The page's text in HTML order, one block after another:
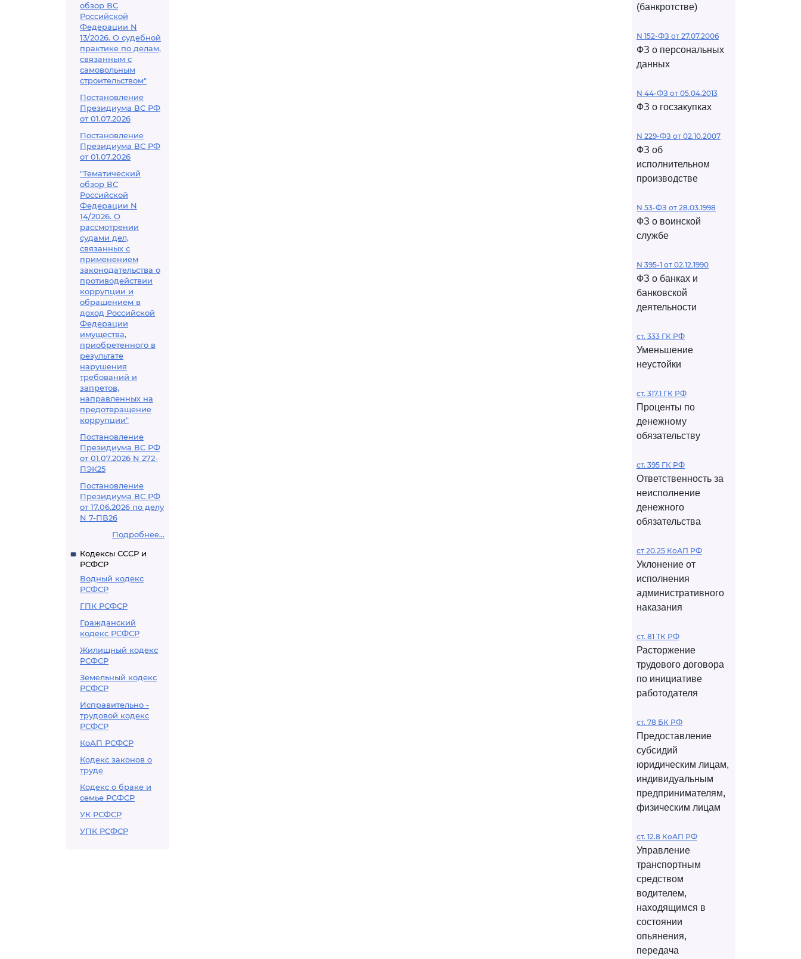
обзор ВС
Российской
Федерации N
13/2026. О судебной
практике по делам,
связанным с
самовольным
строительством"
Постановление
Президиума ВС РФ
от 01.07.2026
Постановление
Президиума ВС РФ
от 01.07.2026
"Тематический
обзор ВС
Российской
Федерации N
14/2026. О
рассмотрении
судами дел,
связанных с
применением
законодательства о
противодействии
коррупции и
обращением в
доход Российской
Федерации
имущества,
приобретенного в
результате
нарушения
требований и
запретов,
направленных на
предотвращение
коррупции"
Постановление
Президиума ВС РФ
от 01.07.2026 N 272-
ПЭК25
Постановление
Президиума ВС РФ
от 17.06.2026 по делу
N 7-ПВ26
Подробнее...
Кодексы СССР и
РСФСР
Водный кодекс
РСФСР
ГПК РСФСР
Гражданский
кодекс РСФСР
Жилищный кодекс
РСФСР
Земельный кодекс
РСФСР
Исправительно -
трудовой кодекс
РСФСР
КоАП РСФСР
Кодекс законов о
труде
Кодекс о браке и
семье РСФСР
УК РСФСР
УПК РСФСР
(банкротстве)
N 152-ФЗ от 27.07.2006
ФЗ о персональных
данных
N 44-ФЗ от 05.04.2013
ФЗ о госзакупках
N 229-ФЗ от 02.10.2007
ФЗ об
исполнительном
производстве
N 53-ФЗ от 28.03.1998
ФЗ о воинской
службе
N 395-1 от 02.12.1990
ФЗ о банках и
банковской
деятельности
ст. 333 ГК РФ
Уменьшение
неустойки
ст. 317.1 ГК РФ
Проценты по
денежному
обязательству
ст. 395 ГК РФ
Ответственность за
неисполнение
денежного
обязательства
ст 20.25 КоАП РФ
Уклонение от
исполнения
административного
наказания
ст. 81 ТК РФ
Расторжение
трудового договора
по инициативе
работодателя
ст. 78 БК РФ
Предоставление
субсидий
юридическим лицам,
индивидуальным
предпринимателям,
физическим лицам
ст. 12.8 КоАП РФ
Управление
транспортным
средством
водителем,
находящимся в
состоянии
опьянения,
передача